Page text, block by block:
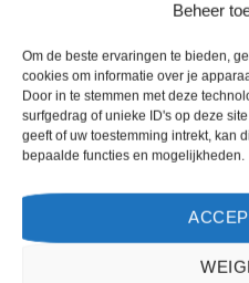
Beheer
Om de beste ervaringen te bieden,
cookies om informatie over je
Door in te stemmen met deze
surfgedrag of unieke ID's op deze
geeft of uw toestemming intrekt, kan
bepaalde functies en mogelijkheden.
Gewaardeerd
4uit 5
€432,00
Hotel Neptuno & SPA is een 4
sterren accommodatie in Calella. U
boekt deze reis direct bij onze
432.00 per persoon.